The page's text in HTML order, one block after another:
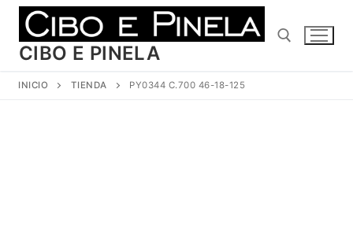
contenido
CIBO E PINELA
INICIO TIENDA PY0344 C.700 46-18-125